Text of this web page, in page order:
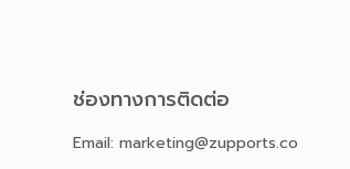
ช่องทางการติดต่อ
Email: marketing@zupports.co